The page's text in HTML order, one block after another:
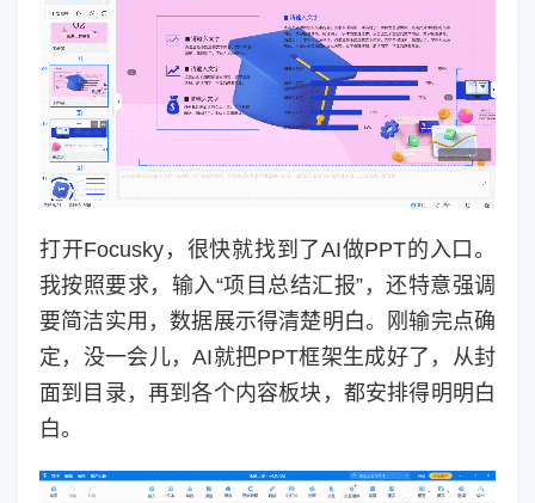
打开Focusky，很快就找到了AI做PPT的入口。
我按照要求，输入“项目总结汇报”，还特意强调
要简洁实用，数据展示得清楚明白。刚输完点确
定，没一会儿，AI就把PPT框架生成好了，从封
面到目录，再到各个内容板块，都安排得明明白
白。